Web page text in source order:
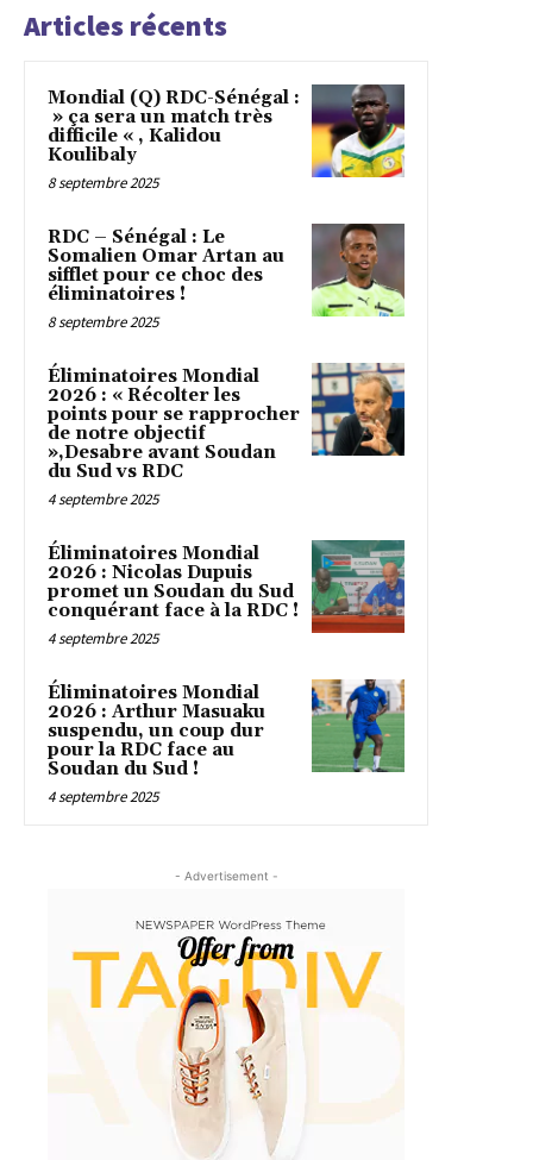
Articles récents
Mondial (Q) RDC-Sénégal :
» ça sera un match très
difficile « , Kalidou
Koulibaly
8 septembre 2025
RDC – Sénégal : Le
Somalien Omar Artan au
sifflet pour ce choc des
éliminatoires !
8 septembre 2025
Éliminatoires Mondial
2026 : « Récolter les
points pour se rapprocher
de notre objectif
»,Desabre avant Soudan
du Sud vs RDC
4 septembre 2025
Éliminatoires Mondial
2026 : Nicolas Dupuis
promet un Soudan du Sud
conquérant face à la RDC !
4 septembre 2025
Éliminatoires Mondial
2026 : Arthur Masuaku
suspendu, un coup dur
pour la RDC face au
Soudan du Sud !
4 septembre 2025
- Advertisement -